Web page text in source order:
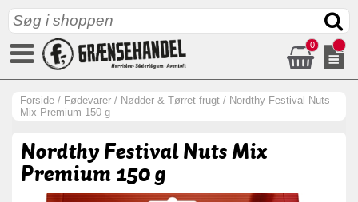
0
Forside / Fødevarer / Nødder & Tørret frugt / Nordthy Festival Nuts
Mix Premium 150 g
Nordthy Festival Nuts Mix
Premium 150 g